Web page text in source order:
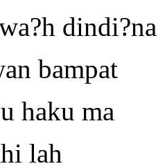
dindi?na
bampat
haku ma
lah